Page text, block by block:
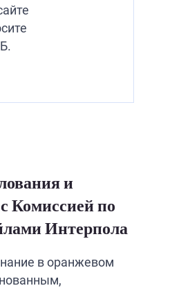
и
Комиссией по
Интерпола
в оранжевом